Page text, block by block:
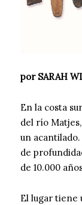
por SARAH
En la costa
del río
un
de
de 10.000
El lugar tiene